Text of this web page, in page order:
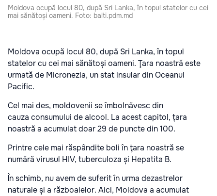
Moldova ocupă locul 80, după Sri Lanka, în topul statelor cu cei
mai sănătoși oameni. Foto: balti.pdm.md
Moldova ocupă locul 80, după Sri Lanka, în topul
statelor cu cei mai sănătoși oameni. Ţara noastră este
urmată de Micronezia, un stat insular din Oceanul
Pacific.
Cel mai des, moldovenii se îmbolnăvesc din
cauza consumului de alcool. La acest capitol, țara
noastră a acumulat doar 29 de puncte din 100.
Printre cele mai răspândite boli în ţara noastră se
numără virusul HIV, tuberculoza și Hepatita B.
În schimb, nu avem de suferit în urma dezastrelor
naturale și a războaielor. Aici, Moldova a acumulat